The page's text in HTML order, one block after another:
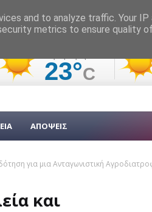
ΑΠΟΨΕΙΣ
για μια Ανταγωνιστική
και
and to analyze traffic. Your IP
metrics to ensure quality